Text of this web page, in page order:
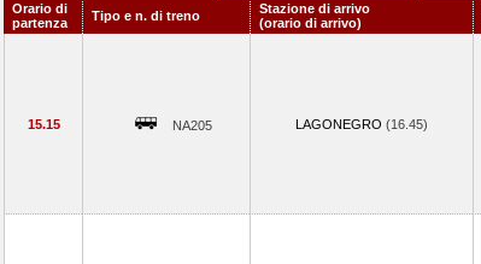
Orario di
partenza
Tipo e n. di treno
Stazione di arrivo
(orario di arrivo)
15.15 NA205 LAGONEGRO (16.45)